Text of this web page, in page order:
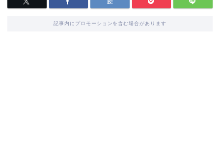
記事内にプロモーションを含む場合があります